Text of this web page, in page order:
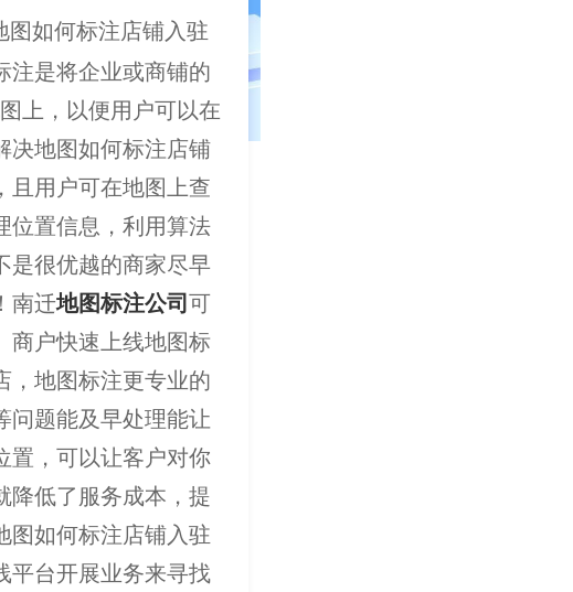
如何标注店铺入驻
注是将企业或商铺的
上，以便用户可以在
决地图如何标注店铺
且用户可在地图上查
位置信息，利用算法
是很优越的商家尽早
南迁地图标注公司可
商户快速上线地图标
，地图标注更专业的
问题能及早处理能让
置，可以让客户对你
降低了服务成本，提
图如何标注店铺入驻
平台开展业务来寻找